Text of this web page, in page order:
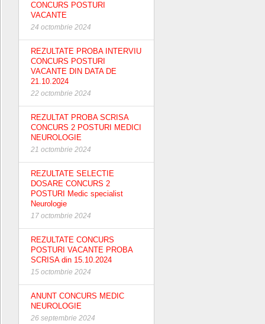
CONCURS POSTURI
VACANTE
24 octombrie 2024
REZULTATE PROBA INTERVIU
CONCURS POSTURI
VACANTE DIN DATA DE
21.10.2024
22 octombrie 2024
REZULTAT PROBA SCRISA
CONCURS 2 POSTURI MEDICI
NEUROLOGIE
21 octombrie 2024
REZULTATE SELECTIE
DOSARE CONCURS 2
POSTURI Medic specialist
Neurologie
17 octombrie 2024
REZULTATE CONCURS
POSTURI VACANTE PROBA
SCRISA din 15.10.2024
15 octombrie 2024
ANUNT CONCURS MEDIC
NEUROLOGIE
26 septembrie 2024